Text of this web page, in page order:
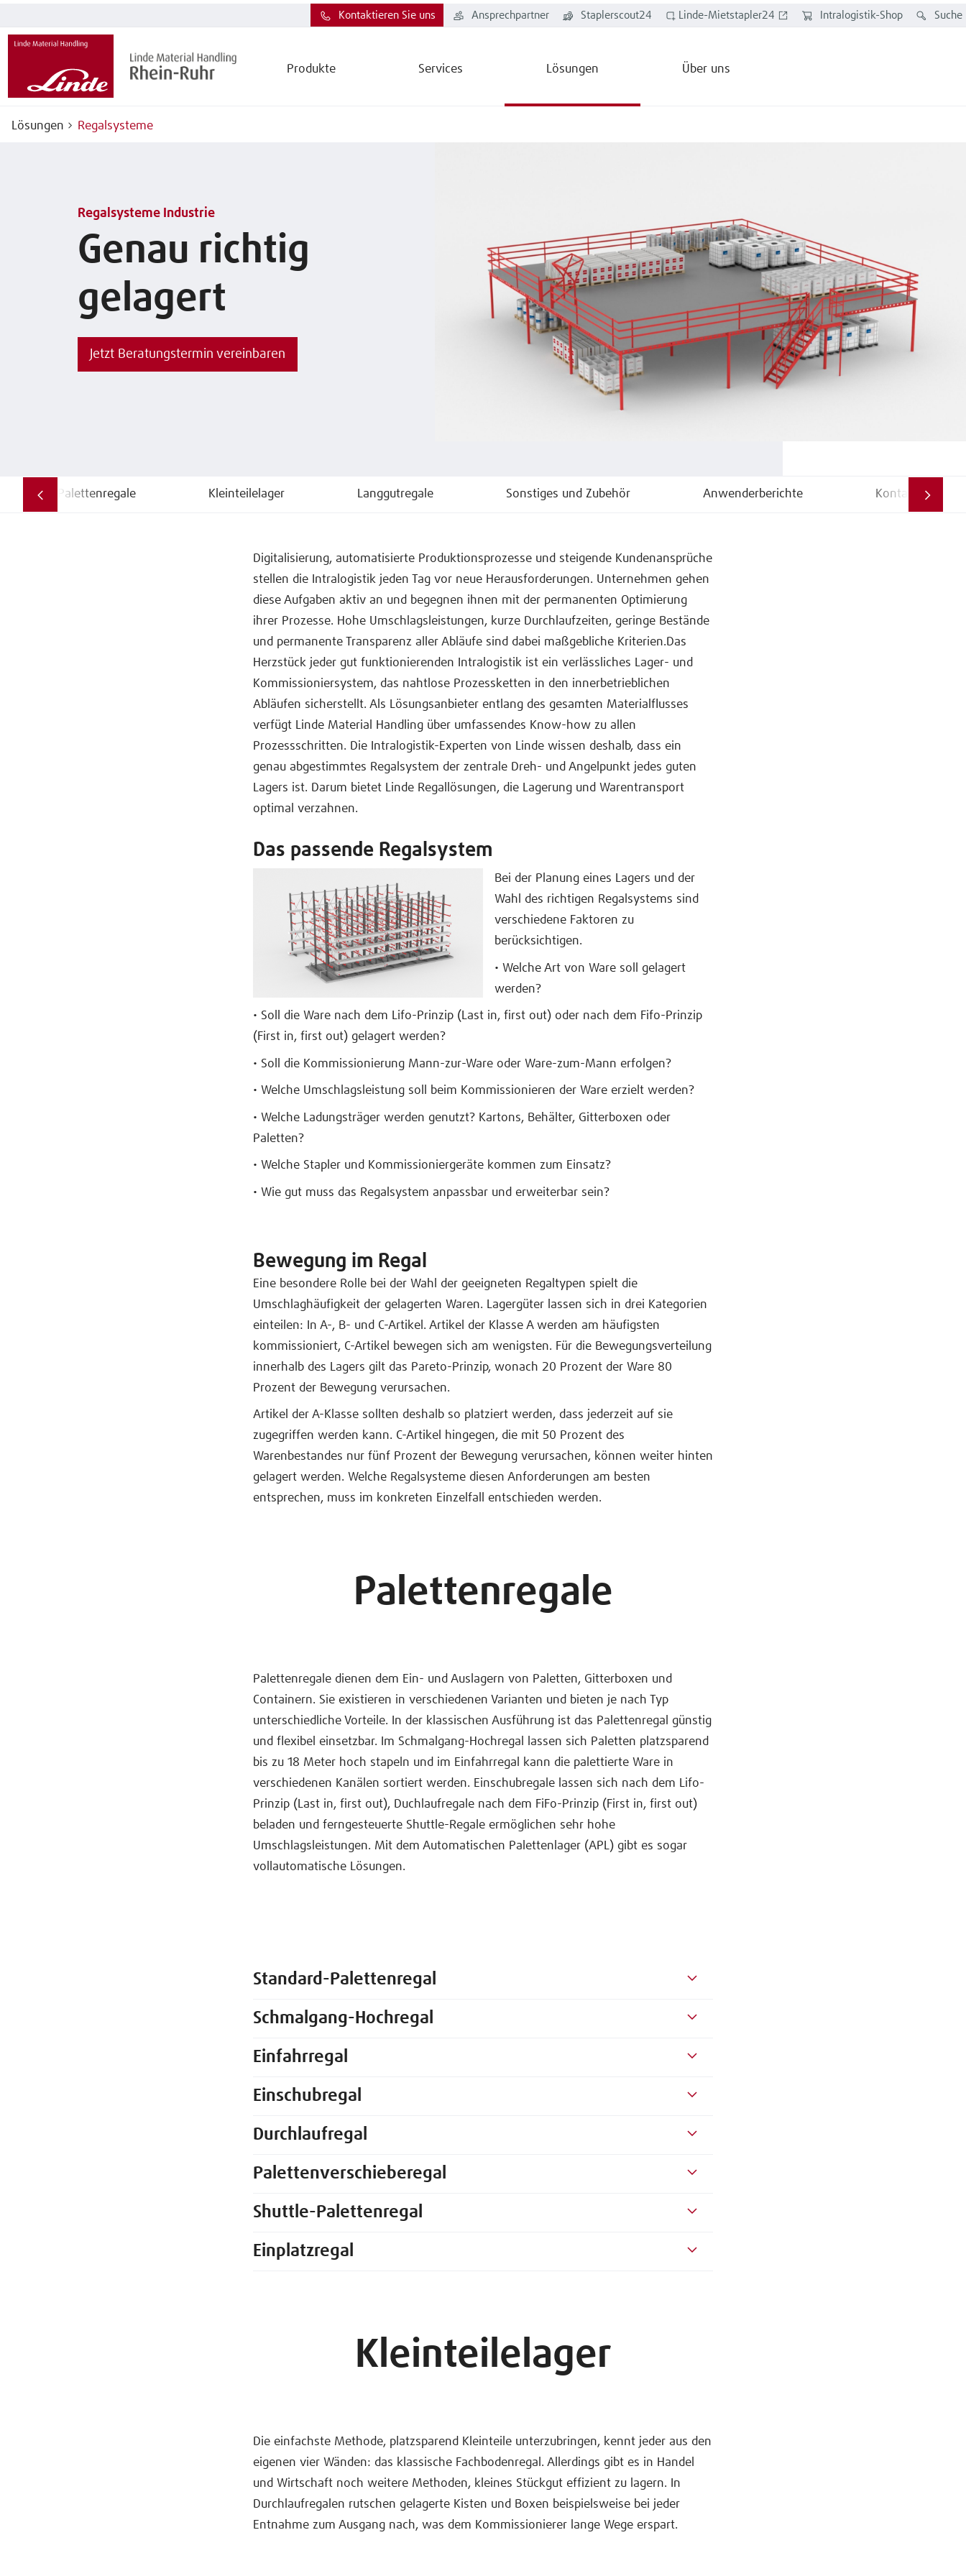
Produkte Services Lösungen Über uns
Suche
Intralogistik-Shop
Linde-Mietstapler24
Staplerscout24
Ansprechpartner
Kontaktieren Sie uns
Lösungen Regalsysteme
Regalsysteme Industrie
Genau richtig
gelagert
Jetzt Beratungstermin vereinbaren
Palettenregale Kleinteilelager Langgutregale Sonstiges und Zubehör Anwenderberichte Kontakt
Digitalisierung, automatisierte Produktionsprozesse und steigende Kundenansprüche
stellen die Intralogistik jeden Tag vor neue Herausforderungen. Unternehmen gehen
diese Aufgaben aktiv an und begegnen ihnen mit der permanenten Optimierung
ihrer Prozesse. Hohe Umschlagsleistungen, kurze Durchlaufzeiten, geringe Bestände
und permanente Transparenz aller Abläufe sind dabei maßgebliche Kriterien.Das
Herzstück jeder gut funktionierenden Intralogistik ist ein verlässliches Lager- und
Kommissioniersystem, das nahtlose Prozessketten in den innerbetrieblichen
Abläufen sicherstellt. Als Lösungsanbieter entlang des gesamten Materialflusses
verfügt Linde Material Handling über umfassendes Know-how zu allen
Prozessschritten. Die Intralogistik-Experten von Linde wissen deshalb, dass ein
genau abgestimmtes Regalsystem der zentrale Dreh- und Angelpunkt jedes guten
Lagers ist. Darum bietet Linde Regallösungen, die Lagerung und Warentransport
optimal verzahnen.
Das passende Regalsystem
Bei der Planung eines Lagers und der
Wahl des richtigen Regalsystems sind
verschiedene Faktoren zu
berücksichtigen.
• Welche Art von Ware soll gelagert
werden?
• Soll die Ware nach dem Lifo-Prinzip (Last in, first out) oder nach dem Fifo-Prinzip
(First in, first out) gelagert werden?
• Soll die Kommissionierung Mann-zur-Ware oder Ware-zum-Mann erfolgen?
• Welche Umschlagsleistung soll beim Kommissionieren der Ware erzielt werden?
• Welche Ladungsträger werden genutzt? Kartons, Behälter, Gitterboxen oder
Paletten?
• Welche Stapler und Kommissioniergeräte kommen zum Einsatz?
• Wie gut muss das Regalsystem anpassbar und erweiterbar sein?
Bewegung im Regal
Eine besondere Rolle bei der Wahl der geeigneten Regaltypen spielt die
Umschlaghäufigkeit der gelagerten Waren. Lagergüter lassen sich in drei Kategorien
einteilen: In A-, B- und C-Artikel. Artikel der Klasse A werden am häufigsten
kommissioniert, C-Artikel bewegen sich am wenigsten. Für die Bewegungsverteilung
innerhalb des Lagers gilt das Pareto-Prinzip, wonach 20 Prozent der Ware 80
Prozent der Bewegung verursachen.
Artikel der A-Klasse sollten deshalb so platziert werden, dass jederzeit auf sie
zugegriffen werden kann. C-Artikel hingegen, die mit 50 Prozent des
Warenbestandes nur fünf Prozent der Bewegung verursachen, können weiter hinten
gelagert werden. Welche Regalsysteme diesen Anforderungen am besten
entsprechen, muss im konkreten Einzelfall entschieden werden.
Palettenregale
Palettenregale dienen dem Ein- und Auslagern von Paletten, Gitterboxen und
Containern. Sie existieren in verschiedenen Varianten und bieten je nach Typ
unterschiedliche Vorteile. In der klassischen Ausführung ist das Palettenregal günstig
und flexibel einsetzbar. Im Schmalgang-Hochregal lassen sich Paletten platzsparend
bis zu 18 Meter hoch stapeln und im Einfahrregal kann die palettierte Ware in
verschiedenen Kanälen sortiert werden. Einschubregale lassen sich nach dem Lifo-
Prinzip (Last in, first out), Duchlaufregale nach dem FiFo-Prinzip (First in, first out)
beladen und ferngesteuerte Shuttle-Regale ermöglichen sehr hohe
Umschlagsleistungen. Mit dem Automatischen Palettenlager (APL) gibt es sogar
vollautomatische Lösungen.
Standard-Palettenregal
Schmalgang-Hochregal
Einfahrregal
Einschubregal
Durchlaufregal
Palettenverschieberegal
Shuttle-Palettenregal
Einplatzregal
Kleinteilelager
Die einfachste Methode, platzsparend Kleinteile unterzubringen, kennt jeder aus den
eigenen vier Wänden: das klassische Fachbodenregal. Allerdings gibt es in Handel
und Wirtschaft noch weitere Methoden, kleines Stückgut effizient zu lagern. In
Durchlaufregalen rutschen gelagerte Kisten und Boxen beispielsweise bei jeder
Entnahme zum Ausgang nach, was dem Kommissionierer lange Wege erspart.